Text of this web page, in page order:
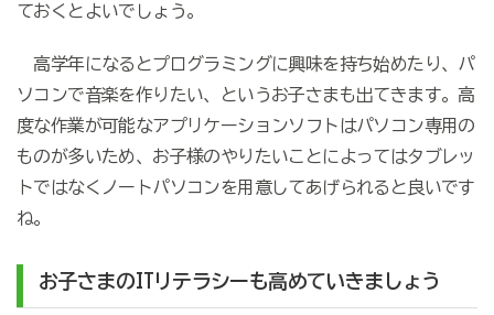
ておくとよいでしょう。
高学年になるとプログラミングに興味を持ち始めたり、パ
ソコンで音楽を作りたい、というお子さまも出てきます。高
度な作業が可能なアプリケーションソフトはパソコン専用の
ものが多いため、お子様のやりたいことによってはタブレッ
トではなくノートパソコンを用意してあげられると良いです
ね。
お子さまのITリテラシーも高めていきましょう